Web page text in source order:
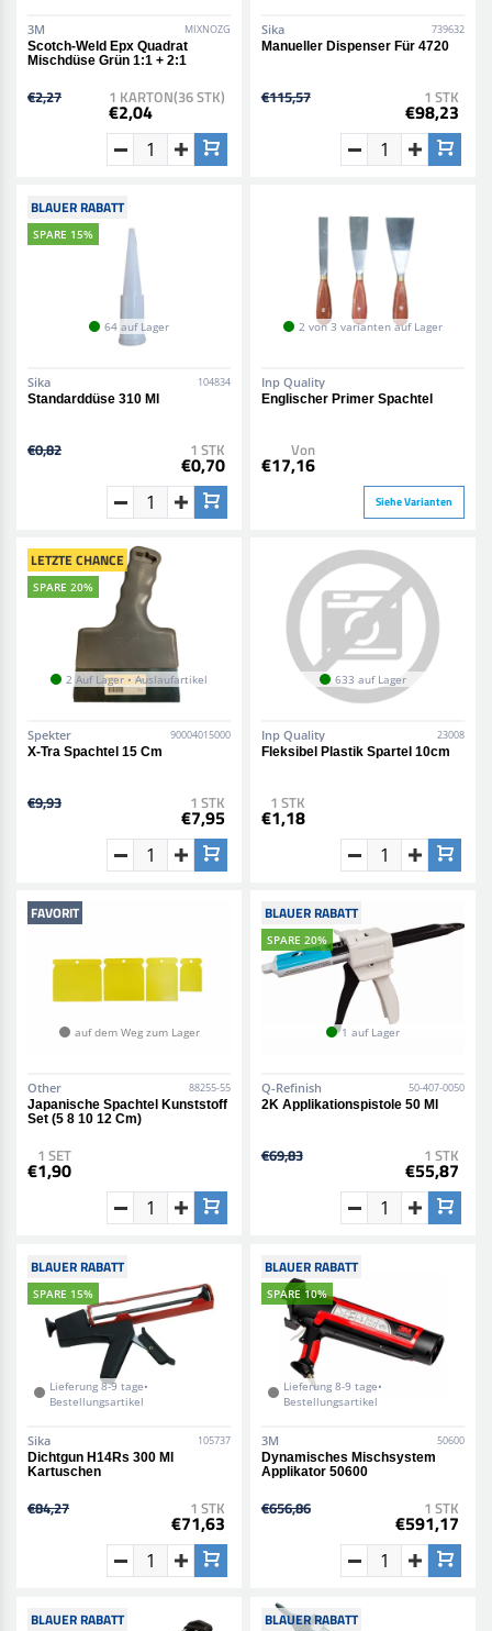
3M MIXNOZG
Scotch-Weld Epx Quadrat
Mischdüse Grün 1:1 + 2:1
€2,27 1 KARTON(36 STK)
€2,04
Sika 739632
Manueller Dispenser Für 4720
€115,57 1 STK
€98,23
BLAUER RABATT
SPARE 15%
64 auf Lager
Sika 104834
Standarddüse 310 Ml
€0,82 1 STK
€0,70
2 von 3 varianten auf Lager
Inp Quality
Englischer Primer Spachtel
Von
€17,16
Siehe Varianten
LETZTE CHANCE
SPARE 20%
2 Auf Lager • Auslaufartikel
Spekter 90004015000
X-Tra Spachtel 15 Cm
€9,93 1 STK
€7,95
633 auf Lager
Inp Quality 23008
Fleksibel Plastik Spartel 10cm
1 STK
€1,18
FAVORIT
auf dem Weg zum Lager
Other 88255-55
Japanische Spachtel Kunststoff
Set (5 8 10 12 Cm)
1 SET
€1,90
BLAUER RABATT
SPARE 20%
1 auf Lager
Q-Refinish 50-407-0050
2K Applikationspistole 50 Ml
€69,83 1 STK
€55,87
BLAUER RABATT
SPARE 15%
Lieferung 8-9 tage•
Bestellungsartikel
Sika 105737
Dichtgun H14Rs 300 Ml
Kartuschen
€84,27 1 STK
€71,63
BLAUER RABATT
SPARE 10%
Lieferung 8-9 tage•
Bestellungsartikel
3M 50600
Dynamisches Mischsystem
Applikator 50600
€656,86 1 STK
€591,17
BLAUER RABATT BLAUER RABATT